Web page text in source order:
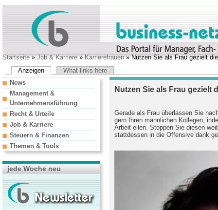
Startseite»Job & Karriere»Karrierefrauen» Nutzen Sie als Frau gezielt
Anzeigen
What links here
Nutzen Sie als Frau gezielt
Gerade als Frau überlassen Sie
gern Ihren männlichen Kollegen,
Arbeit eilen. Stoppen Sie diesen
stattdessen in die Offensive dank
News
Management &
Unternehmensführung
Recht & Urteile
Job & Karriere
Steuern & Finanzen
Themen & Tools
jede Woche neu